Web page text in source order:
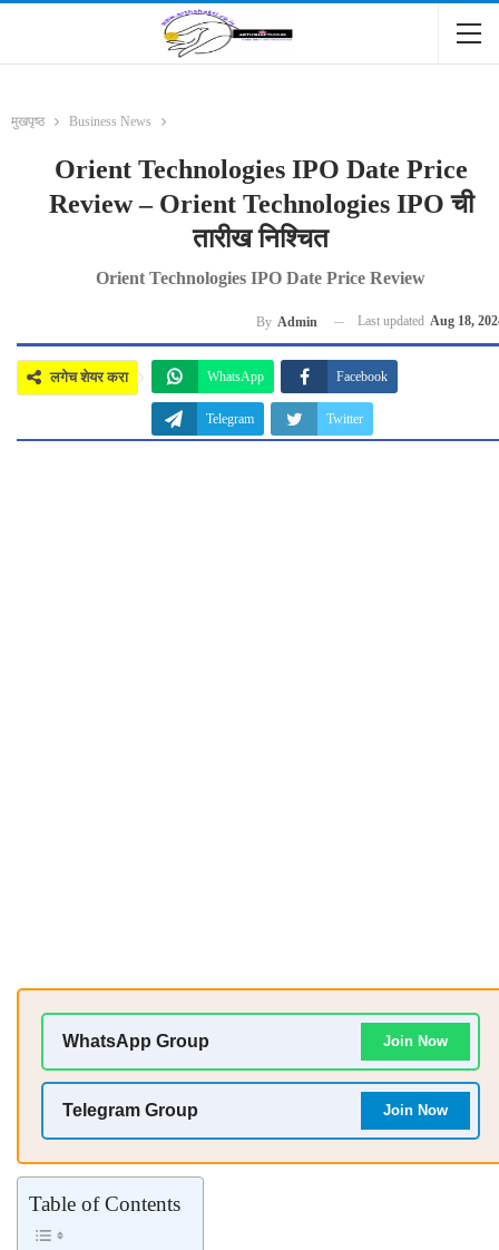
मुखपृष्ठ Business News
Orient Technologies IPO Date Price
Review – Orient Technologies IPO ची
तारीख निश्चित
Orient Technologies IPO Date Price Review
By Admin Last updated Aug 18,
लगेच शेयर करा WhatsApp Facebook
Telegram Twitter
WhatsApp Group Join Now
Telegram Group Join Now
Table of Contents